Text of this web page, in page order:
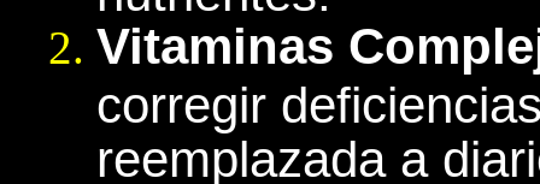
Vitaminas
corregir
reemplazada a